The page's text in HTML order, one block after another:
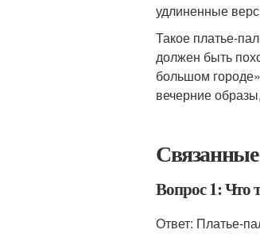
удлиненные
Такое платье-
должен быть
большом
вечерние
Вопрос 1: Что
Ответ: Платье-